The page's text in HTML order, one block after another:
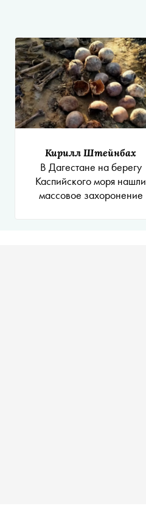
Кирилл Штейнбах
В Дагестане на берегу
Каспийского моря нашли
массовое захоронение